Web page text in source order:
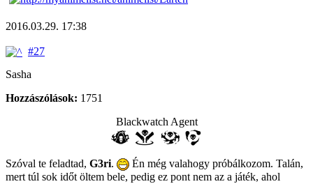
2016.03.29. 17:38
#27
Sasha
Hozzászólások: 1751
Blackwatch Agent
Szóval te feladtad, G3ri.
Én még valahogy próbálkozom. Talán,
mert túl sok időt öltem bele, pedig ez pont nem az a játék, ahol